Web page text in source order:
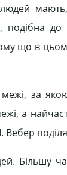
подібна
що в
межі, за
а
Вебер
Більшу